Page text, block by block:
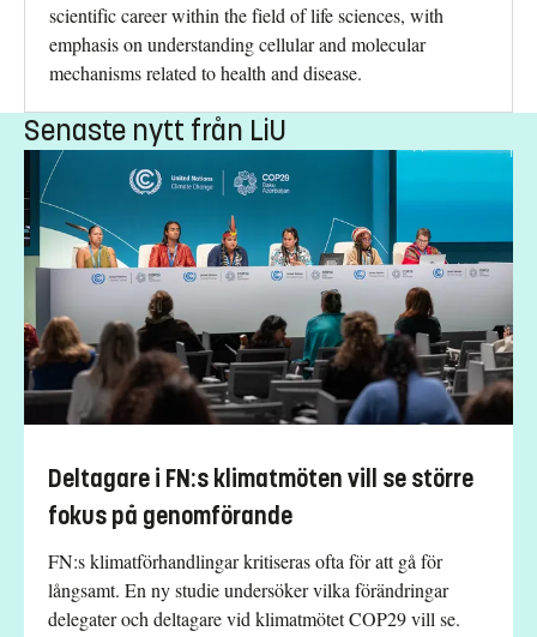
scientific career within the field of life sciences, with
emphasis on understanding cellular and molecular
mechanisms related to health and disease.
Senaste nytt från LiU
Deltagare i FN:s klimatmöten vill se större
fokus på genomförande
FN:s klimatförhandlingar kritiseras ofta för att gå för
långsamt. En ny studie undersöker vilka förändringar
delegater och deltagare vid klimatmötet COP29 vill se.